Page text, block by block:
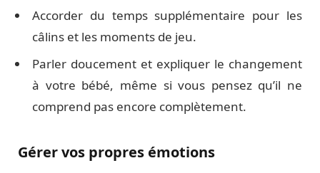
Accorder du temps supplémentaire pour les
câlins et les moments de jeu.
Parler doucement et expliquer le changement
à votre bébé, même si vous pensez qu’il ne
comprend pas encore complètement.
Gérer vos propres émotions